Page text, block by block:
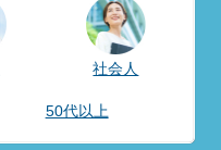
社会人
50代以上